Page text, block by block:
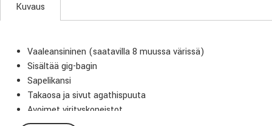
Kuvaus
Vaaleansininen (saatavilla 8 muussa värissä)
Sisältää gig-bagin
Sapelikansi
Takaosa ja sivut agathispuuta
Avoimet virityskoneistot